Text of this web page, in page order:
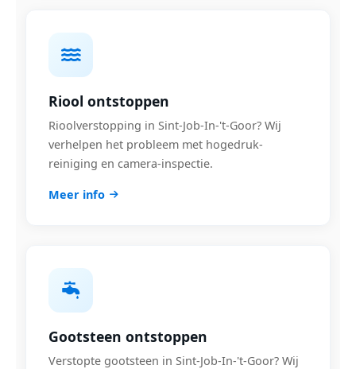
Riool ontstoppen
Rioolverstopping in Sint-Job-In-'t-Goor? Wij
verhelpen het probleem met hogedruk-
reiniging en camera-inspectie.
Meer info
Gootsteen ontstoppen
Verstopte gootsteen in Sint-Job-In-'t-Goor? Wij